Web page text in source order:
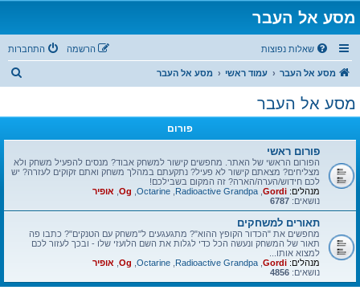
מסע אל העבר
שאלות נפוצות התחברות הרשמה
מסע אל העבר עמוד ראשי מסע אל העבר
מסע אל העבר
פורום
פורום ראשי
הפורום הראשי של האתר. מחפשים קישור למשחק אבוד? מנסים להפעיל משחק ולא
מצליחים? מצאתם קישור לא פעיל? נתקעתם במהלך משחק ואתם זקוקים לעזרה? יש
לכם חידוש/הערה/הארה? זה המקום בשבילכם!
מנהלים: Gordi
Radioactive Grandpa
Octarine
Og אופיר
נושאים: 6787
תאורים למשחקים
מחפשים את "הכדור הקופץ ההוא"? מתגעגעים ל"משחק עם הטנקים"? כתבו פה
תאור של המשחק ונעשה הכל כדי לגלות את השם הלועזי שלו - ובכך לעזור לכם
למצוא אותו...
מנהלים: Gordi
Radioactive Grandpa
Octarine
Og אופיר
נושאים: 4856